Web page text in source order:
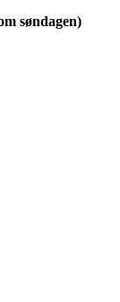
søndagen)